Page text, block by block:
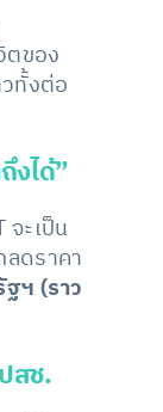
ของ
ทั้งต่อ
ได้”
ะเป็น
ดราคา
ฯ (ราว
สช.